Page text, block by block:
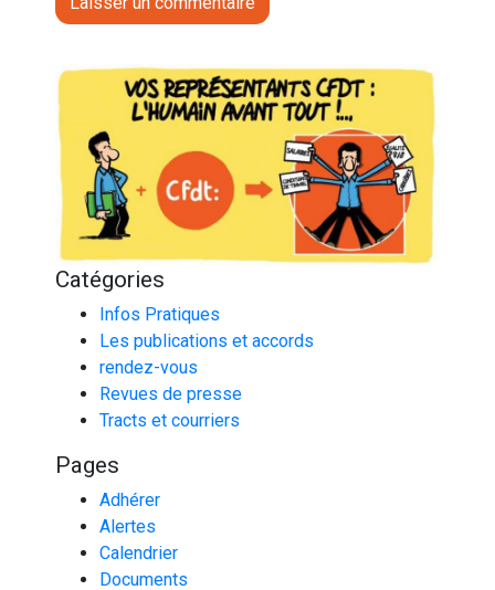
Catégories
Infos Pratiques
Les publications et accords
rendez-vous
Revues de presse
Tracts et courriers
Pages
Adhérer
Alertes
Calendrier
Documents